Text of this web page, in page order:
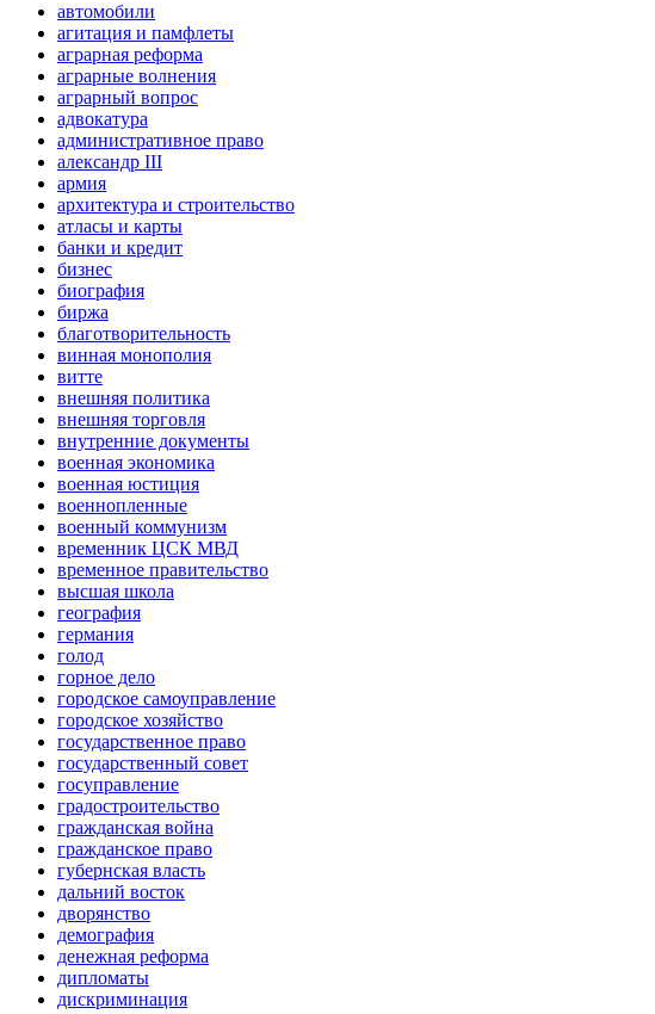
автомобили
агитация и памфлеты
аграрная реформа
аграрные волнения
аграрный вопрос
адвокатура
административное право
александр III
армия
архитектура и строительство
атласы и карты
банки и кредит
бизнес
биография
биржа
благотворительность
винная монополия
витте
внешняя политика
внешняя торговля
внутренние документы
военная экономика
военная юстиция
военнопленные
военный коммунизм
временник ЦСК МВД
временное правительство
высшая школа
география
германия
голод
горное дело
городское самоуправление
городское хозяйство
государственное право
государственный совет
госуправление
градостроительство
гражданская война
гражданское право
губернская власть
дальний восток
дворянство
демография
денежная реформа
дипломаты
дискриминация